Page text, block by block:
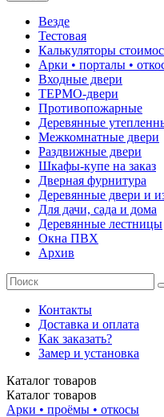
Везде
Тестовая
Калькуляторы
Арки • порталы •
Входные двери
ТЕРМО-двери
Противопожарные
Деревянные
Межкомнатные двери
Раздвижные двери
Шкафы-купе на заказ
Дверная фурнитура
Деревянные двери и
Для дачи, сада и дома
Деревянные лестницы
Окна ПВХ
Архив
Контакты
Доставка и оплата
Как заказать?
Замер и установка
Каталог товаров
Каталог товаров
Арки • проёмы • откосы